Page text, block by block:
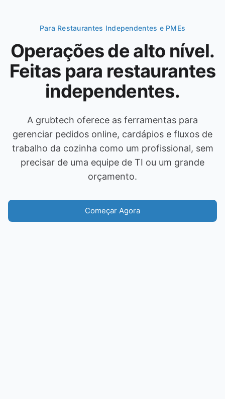
Para Restaurantes Independentes e PMEs
Operações de alto nível.
Feitas para restaurantes
independentes.
A grubtech oferece as ferramentas para
gerenciar pedidos online, cardápios e fluxos de
trabalho da cozinha como um profissional, sem
precisar de uma equipe de TI ou um grande
orçamento.
Começar Agora